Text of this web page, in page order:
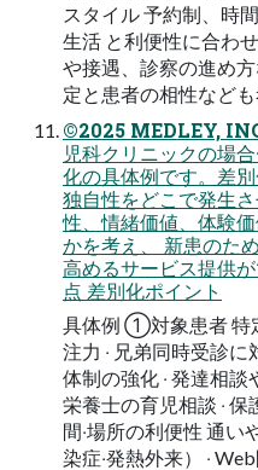
スタイル 予約制、時
⽣活 と利便性に合わ
や接遇、診察の進め
定と患者の相性など
©2025 MEDLEY,
児科クリニックの場
化の具体例です。差
独自性をどこで発生
性、情緒価値、体験
かを考え、 新患のた
⾼めるサービス提供
点 差別化ポイント
具体例 ①対象患者 特
注⼒ ‧ 兄弟同時受診
体制の強化 ‧ 発達相談
栄養⼠の育児相談 ‧
間‧場所の利便性 通い
染症‧発熱外来） ‧